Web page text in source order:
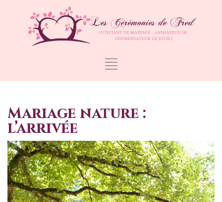
Mariage nature :
l’arrivée